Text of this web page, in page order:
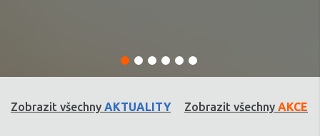
Zobrazit všechny AKTUALITY Zobrazit všechny AKCE